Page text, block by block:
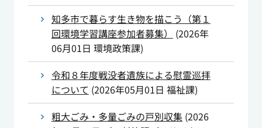
知多市で暮らす生き物を描こう（第１
回環境学習講座参加者募集）
(2026年
06月01日 環境政策課)
令和８年度戦没者遺族による慰霊巡拝
について (2026年05月01日 福祉課)
粗大ごみ・多量ごみの戸別収集(2026